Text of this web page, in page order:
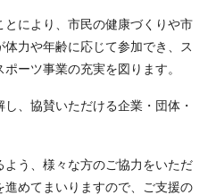
により、市民の健康づくりや市
力や年齢に応じて参加でき、ス
ーツ事業の充実を図ります。
、協賛いただける企業・団体・
う、様々な方のご協力をいただ
めてまいりますので、ご支援の